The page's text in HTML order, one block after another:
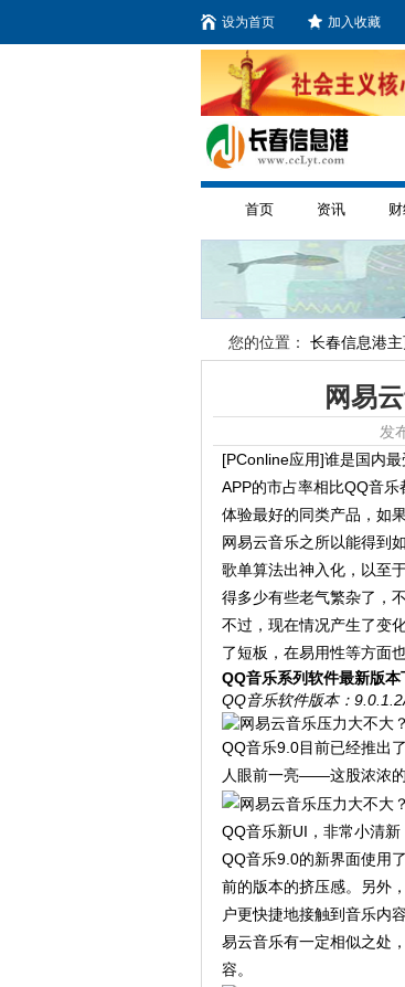
设为首页 加入收藏
首页 资讯
您的位置： 长春信息港
网易
发
[PConline应用]谁是国内
APP的市占率相比QQ音
体验最好的同类产品，如
网易云音乐之所以能得到
歌单算法出神入化，以至
得多少有些老气繁杂了，
不过，现在情况产生了变
了短板，在易用性等方面
QQ音乐系列软件最新版本
QQ音乐软件版本：
QQ音乐9.0目前已经推出
人眼前一亮——这股浓浓
QQ音乐新UI，非常小清
QQ音乐9.0的新界面使用
前的版本的挤压感。另外
户更快捷地接触到音乐内
易云音乐有一定相似之处
容。